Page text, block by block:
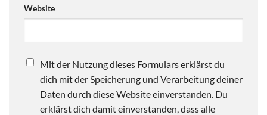
Website
Mit der Nutzung dieses Formulars erklärst du
dich mit der Speicherung und Verarbeitung deiner
Daten durch diese Website einverstanden. Du
erklärst dich damit einverstanden, dass alle